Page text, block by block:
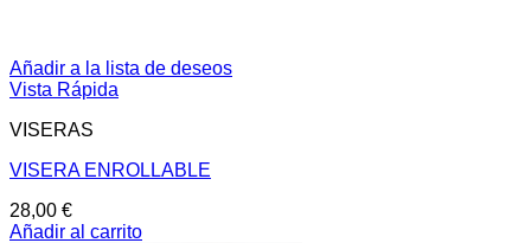
Añadir a la lista de deseos
Vista Rápida
VISERAS
VISERA ENROLLABLE
28,00 €
Añadir al carrito